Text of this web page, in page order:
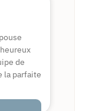
de
la parfaite